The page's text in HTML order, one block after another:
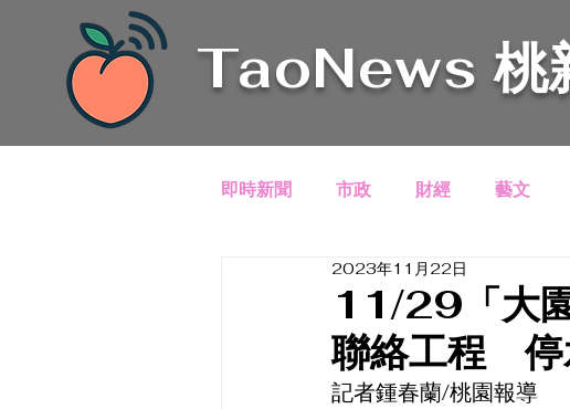
TaoNews 桃
即時新聞 市政 財經 藝文
11/29「大
聯絡工程
2023年11月22日
記者鍾春蘭/桃園報導